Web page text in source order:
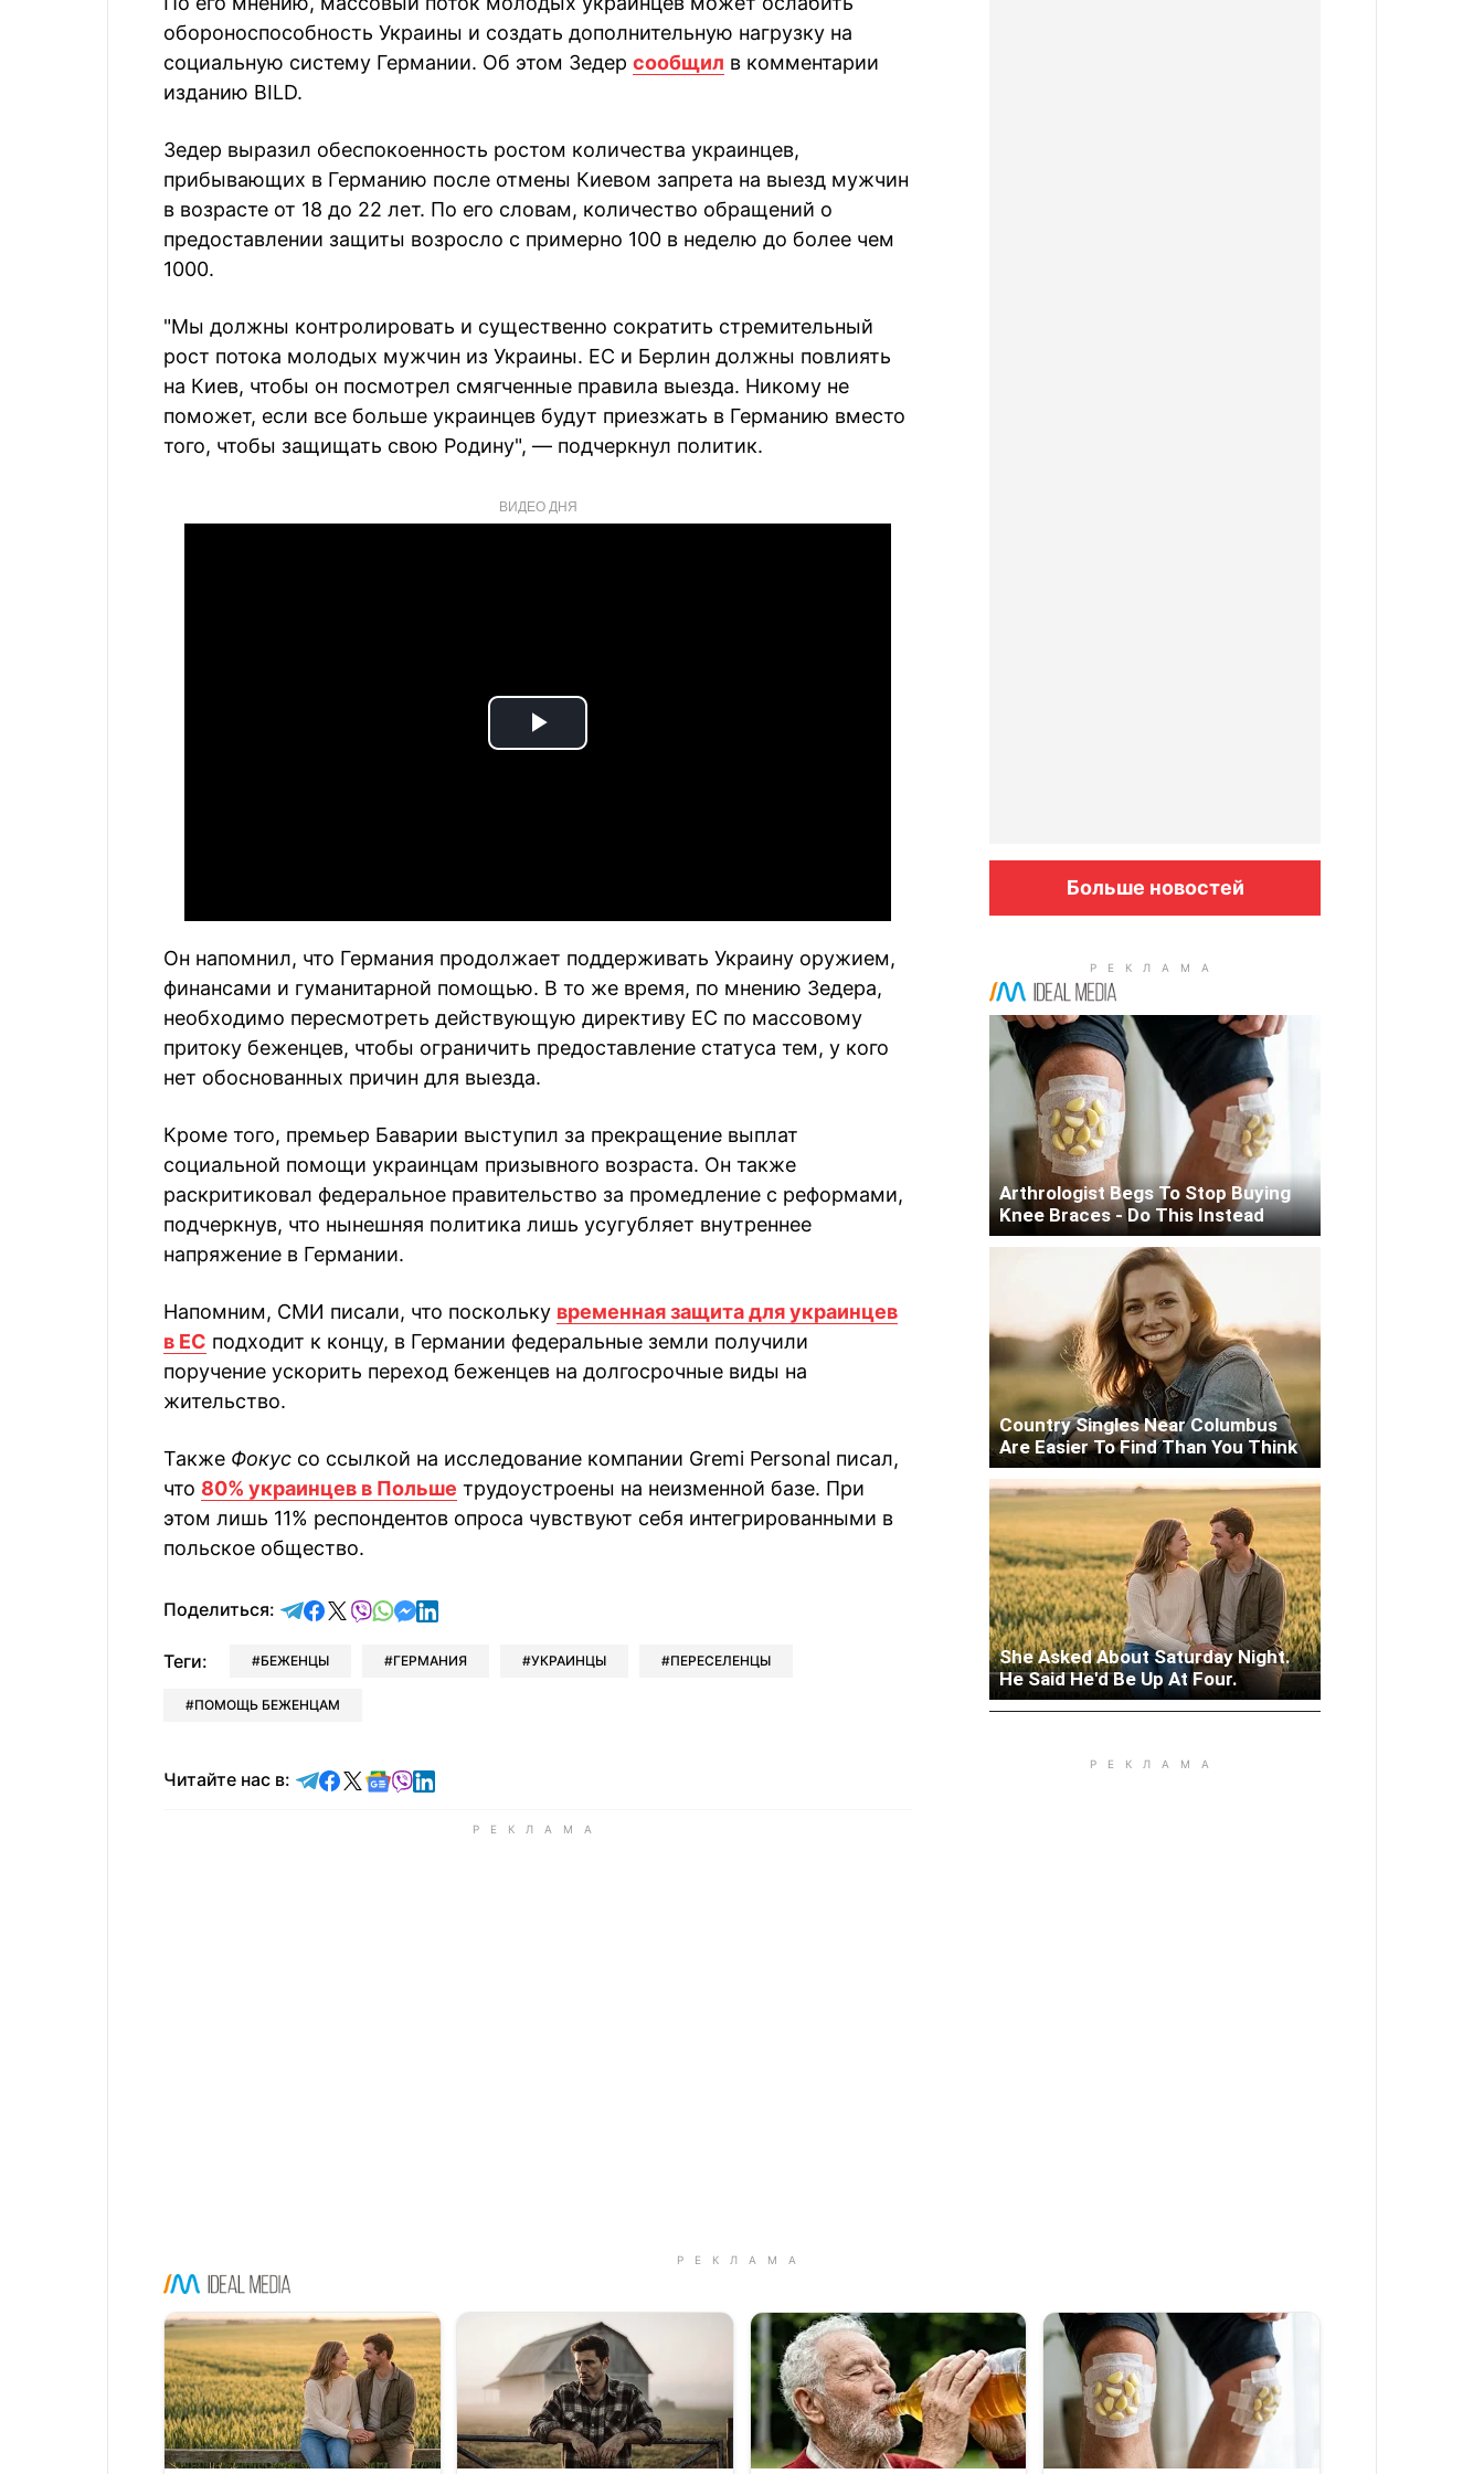
обороноспособность Украины и создать дополнительную нагрузку на
социальную систему Германии. Об этом Зедер сообщил в комментарии
изданию BILD.
Зедер выразил обеспокоенность ростом количества украинцев,
прибывающих в Германию после отмены Киевом запрета на выезд мужчин
в возрасте от 18 до 22 лет. По его словам, количество обращений о
предоставлении защиты возросло с примерно 100 в неделю до более чем
1000.
"Мы должны контролировать и существенно сократить стремительный
рост потока молодых мужчин из Украины. ЕС и Берлин должны повлиять
на Киев, чтобы он посмотрел смягченные правила выезда. Никому не
поможет, если все больше украинцев будут приезжать в Германию вместо
того, чтобы защищать свою Родину", — подчеркнул политик.
ВИДЕО ДНЯ
Play
Он напомнил, что Германия продолжает поддерживать Украину оружием,
финансами и гуманитарной помощью. В то же время, по мнению Зедера,
необходимо пересмотреть действующую директиву ЕС по массовому
притоку беженцев, чтобы ограничить предоставление статуса тем, у кого
нет обоснованных причин для выезда.
Кроме того, премьер Баварии выступил за прекращение выплат
социальной помощи украинцам призывного возраста. Он также
раскритиковал федеральное правительство за промедление с реформами,
подчеркнув, что нынешняя политика лишь усугубляет внутреннее
напряжение в Германии.
Напомним, СМИ писали, что поскольку временная защита для украинцев
в ЕС подходит к концу, в Германии федеральные земли получили
поручение ускорить переход беженцев на долгосрочные виды на
жительство.
Также Фокус со ссылкой на исследование компании Gremi Personal писал,
что 80% украинцев в Польше трудоустроены на неизменной базе. При
этом лишь 11% респондентов опроса чувствуют себя интегрированными в
польское общество.
Поделиться: отправить в Telegram
поделиться в Facebook
поделиться в X
отправить в Viber
отправить в Whatsapp
отправить в Messenger
отправить в LinkedIn
Теги: БЕЖЕНЦЫ ГЕРМАНИЯ УКРАИНЦЫ ПЕРЕСЕЛЕНЦЫ
ПОМОЩЬ БЕЖЕНЦАМ
Читайте нас в: Читайте в Telegram
Читайте в Facebook
Читайте в X
Читайте в Google news
Читайте в Viber
Читайте в LinkedIn
Больше новостей